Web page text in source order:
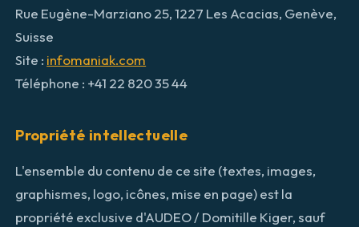
Rue Eugène-Marziano 25, 1227 Les Acacias, Genève,
Suisse
Site : infomaniak.com
Téléphone : +41 22 820 35 44
Propriété intellectuelle
L'ensemble du contenu de ce site (textes, images,
graphismes, logo, icônes, mise en page) est la
propriété exclusive d'AUDEO / Domitille Kiger, sauf